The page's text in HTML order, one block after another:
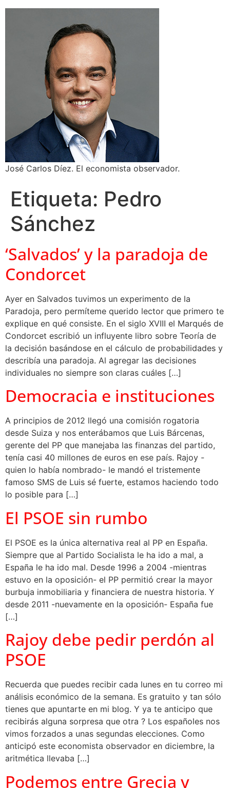
José Carlos Díez. El economista observador.
Etiqueta: Pedro
Sánchez
‘Salvados’ y la paradoja de
Condorcet
Ayer en Salvados tuvimos un experimento de la
Paradoja, pero permíteme querido lector que primero te
explique en qué consiste. En el siglo XVIII el Marqués de
Condorcet escribió un influyente libro sobre Teoría de
la decisión basándose en el cálculo de probabilidades y
describía una paradoja. Al agregar las decisiones
individuales no siempre son claras cuáles […]
Democracia e instituciones
A principios de 2012 llegó una comisión rogatoria
desde Suiza y nos enterábamos que Luis Bárcenas,
gerente del PP que manejaba las finanzas del partido,
tenía casi 40 millones de euros en ese país. Rajoy -
quien lo había nombrado- le mandó el tristemente
famoso SMS de Luis sé fuerte, estamos haciendo todo
lo posible para […]
El PSOE sin rumbo
El PSOE es la única alternativa real al PP en España.
Siempre que al Partido Socialista le ha ido a mal, a
España le ha ido mal. Desde 1996 a 2004 -mientras
estuvo en la oposición- el PP permitió crear la mayor
burbuja inmobiliaria y financiera de nuestra historia. Y
desde 2011 -nuevamente en la oposición- España fue
[…]
Rajoy debe pedir perdón al
PSOE
Recuerda que puedes recibir cada lunes en tu correo mi
análisis económico de la semana. Es gratuito y tan sólo
tienes que apuntarte en mi blog. Y ya te anticipo que
recibirás alguna sorpresa que otra ? Los españoles nos
vimos forzados a unas segundas elecciones. Como
anticipó este economista observador en diciembre, la
aritmética llevaba […]
Podemos entre Grecia y